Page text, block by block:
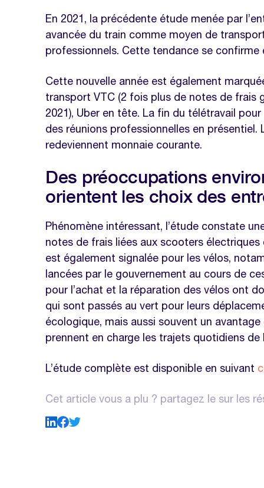
En 2021, la précédente étude menée par
avancée du train comme moyen de
professionnels. Cette tendance se confirme
Cette nouvelle année est également
transport VTC (2 fois plus de notes de frais
2021), Uber en tête. La fin du télétravail
des réunions professionnelles en
redeviennent monnaie courante.
Des préoccupations
orientent les choix des
Phénomène intéressant, l’étude constate
notes de frais liées aux scooters
est également signalée pour les vélos,
lancées par le gouvernement au cours de
pour l’achat et la réparation des vélos ont
qui sont passés au vert pour leurs
écologique, mais aussi souvent un
prennent en charge les trajets quotidiens de
L’étude complète est disponible en suivant
Cet article vous a plu ? partagez le sur les